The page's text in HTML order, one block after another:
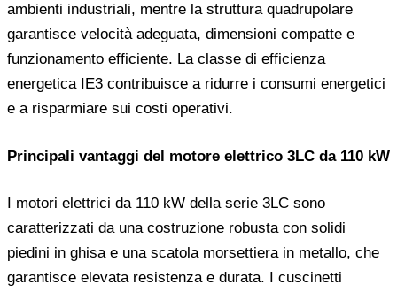
ambienti industriali, mentre la struttura quadrupolare
garantisce velocità adeguata, dimensioni compatte e
funzionamento efficiente. La classe di efficienza
energetica IE3 contribuisce a ridurre i consumi energetici
e a risparmiare sui costi operativi.
Principali vantaggi del motore elettrico 3LC da 110 kW
I motori elettrici da 110 kW della serie 3LC sono
caratterizzati da una costruzione robusta con solidi
piedini in ghisa e una scatola morsettiera in metallo, che
garantisce elevata resistenza e durata. I cuscinetti